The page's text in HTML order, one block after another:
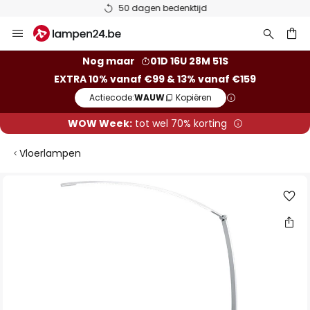
50 dagen bedenktijd
naar
Nog maar
01D 16U 28M 50S
EXTRA 10% vanaf €99 & 13% vanaf €159
Actiecode:WAUW Kopiëren
WOW Week:tot wel 70% korting
Vloerlampen